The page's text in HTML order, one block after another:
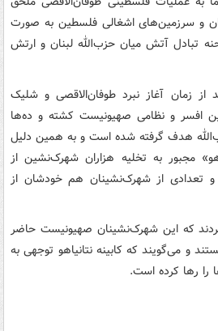
و سرزمین‌های اشغالی فلسطین به صورت
۲۴ ساعته صحنه تبادل آتش میان حزب‌الله لبنان و ارتش
از زمان آغاز نبرد طوفان‌الاقصی و شلیک
افسر و نظامی صهیونیست کشته و ده‌ها
هدف گرفته شده‌ است و به همین دلیل
مجبور به تخلیه هزاران شهرک‌نشین از
تعدادی از شهرک‌نشینان هم خودشان از
که این شهرک‌نشینان صهیونیست حاضر
و می‌گویند که کابینه نتانیاهو توجهی به
رها کرده‌ است.